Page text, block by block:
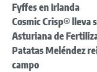
Fyffes en Irlanda
Cosmic Crisp® lleva
Asturiana de
Patatas Meléndez
campo